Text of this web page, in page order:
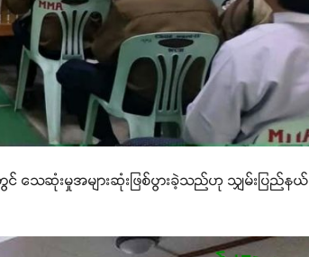
င် သေဆုံးမှုအများဆုံးဖြစ်ပွားခဲ့သည်ဟု သျှမ်းပြည်နယ်